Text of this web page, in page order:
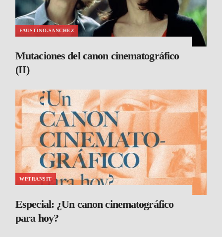
FAUSTINO.SANCHEZ
Mutaciones del canon cinematográfico
(II)
WPTRANSIT
Especial: ¿Un canon cinematográfico
para hoy?